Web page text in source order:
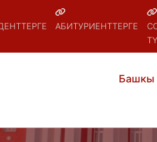
АБИТУРИЕНТТЕРГЕ
Башкы